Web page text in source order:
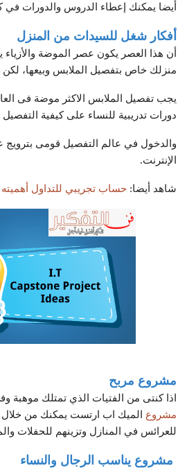
أيضا يمكنك إعطاء الدروس والدورات في
أفكار شغل للسيدات من المنزل
أن هذا العصر يكون عصر الموضة
منزلك خاص بتفصيل الملابس وبيعها، لكن
يجب تفصيل الملابس الاكثر موضة فى
دورات تدريبية للنساء على كيفية التفصيل
والدخول في عالم التفصيل قومى
الإنترنت.
شاهد أيضا: حساب تجريبي للتداول أهميته
مشروع مربح
اذا كنتى من الفتيات الذي تمتلك موهبة
مشروع الميك اب ارتست يمكنك من خلال
للعرائس في المنازل وتزينهم للحفلات
مشروع يناسب الرجال والنساء